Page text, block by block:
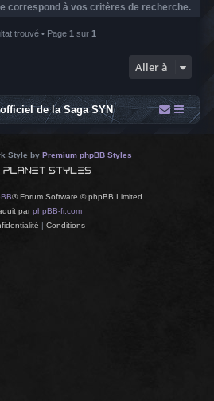
correspond à vos critères de recherche.
trouvé • Page 1 sur 1
Aller à
de la Saga SYN
Style by Premium phpBB Styles
® Forum Software © phpBB Limited
parphpBB-fr.com
| Conditions